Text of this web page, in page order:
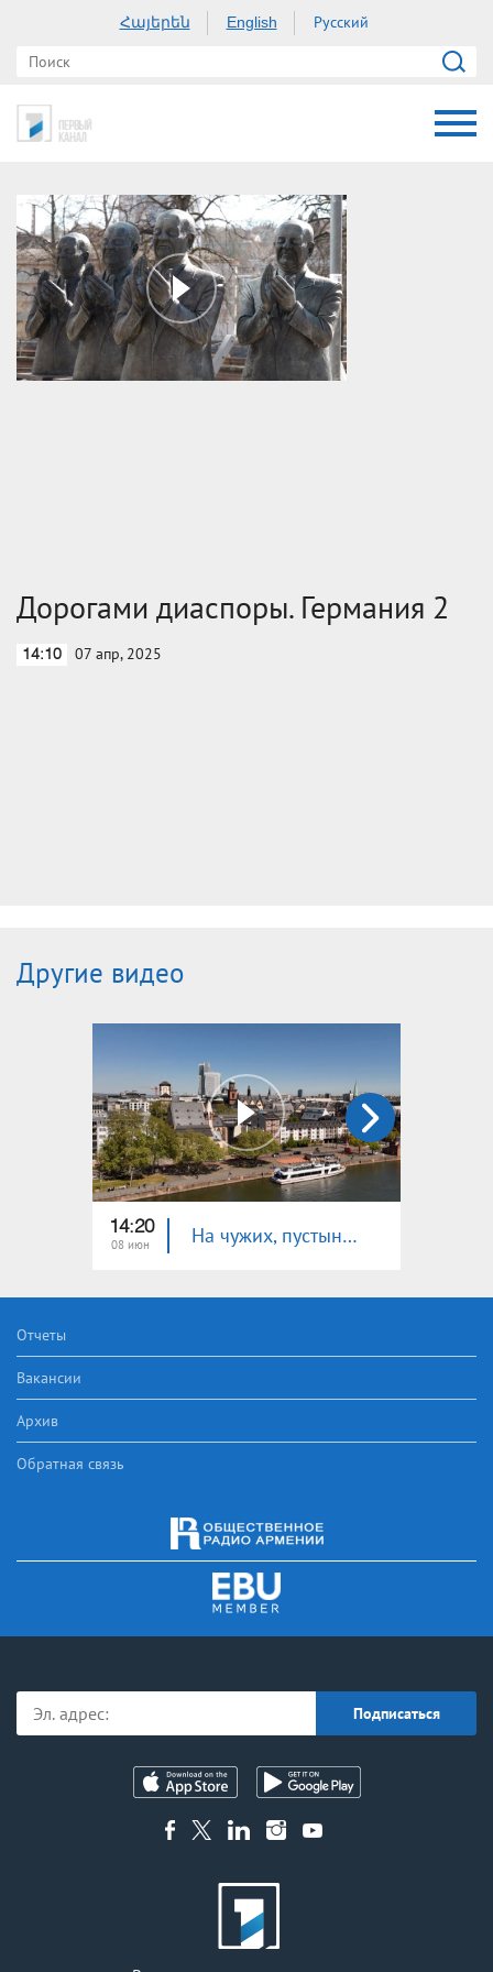
Հայերեն English Русский
Дорогами диаспоры. Германия 2
14:10 07 апр, 2025
Другие видео
14:20
08 июн На чужих, пустынных дорогах: Франкфурт
Отчеты
Вакансии
Архив
Обратная связь